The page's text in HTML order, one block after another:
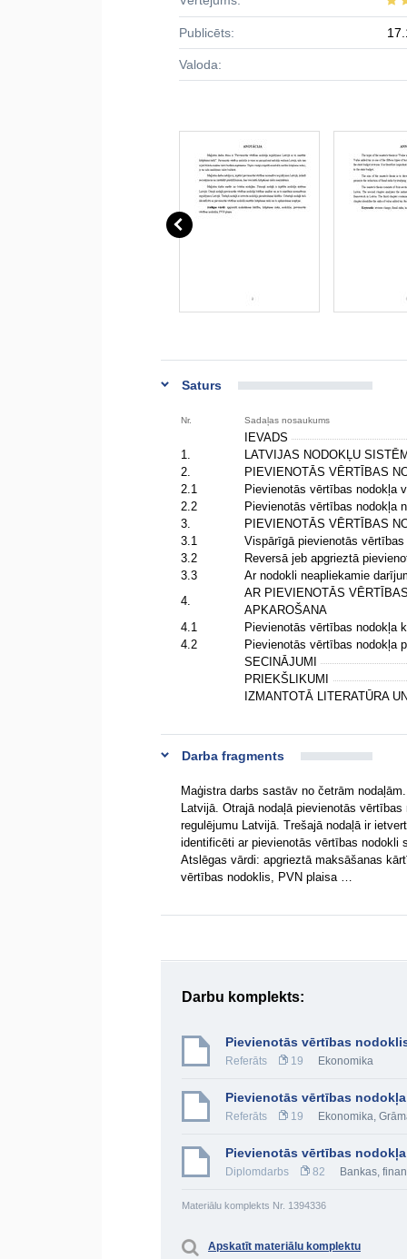
Publicēts:
Valoda:
Saturs
Nr. Sadaļas nosaukums
IEVADS
1.
LATVIJAS NODOKĻU
2.
PIEVIENOTĀS VĒRTĪBAS
2.1
Pievienotās vērtības nodokļa
2.2
Pievienotās vērtības nodokļa
3.
PIEVIENOTĀS VĒRTĪBAS
3.1
Vispārīgā pievienotās
3.2
Reversā jeb apgrieztā
3.3
Ar nodokli neapliekamie
4.
AR PIEVIENOTĀS
APKAROŠANA
4.1
Pievienotās vērtības nodokļa
4.2
Pievienotās vērtības nodokļa
SECINĀJUMI
PRIEKŠLIKUMI
IZMANTOTĀ LITERATŪRA
Darba fragments
Maģistra darbs sastāv no četrām
Latvijā. Otrajā nodaļā pievienotās
regulējumu Latvijā. Trešajā nodaļā ir
identificēti ar pievienotās vērtības nodokli
Atslēgas vārdi: apgrieztā maksāšanas
vērtības nodoklis, PVN plaisa …
Darbu komplekts:
Pievienotās vērtības
Referāts 19 Ekonomika
Pievienotās vērtības
Referāts 19 Ekonomika,
Pievienotās vērtības
Diplomdarbs 82 Bankas,
Materiālu komplekts Nr. 1394336
Apskatīt materiālu komplektu